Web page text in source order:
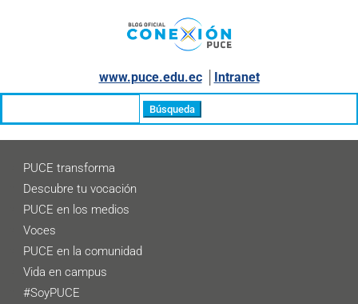
www.puce.edu.ec│ Intranet
PUCE transforma
Descubre tu vocación
PUCE en los medios
Voces
PUCE en la comunidad
Vida en campus
#SoyPUCE